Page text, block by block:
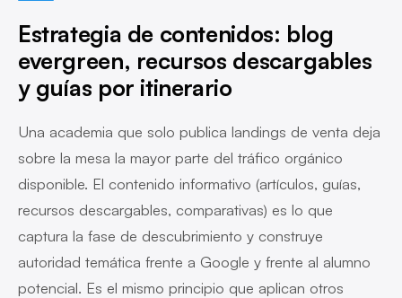
Estrategia de contenidos: blog
evergreen, recursos descargables
y guías por itinerario
Una academia que solo publica landings de venta deja
sobre la mesa la mayor parte del tráfico orgánico
disponible. El contenido informativo (artículos, guías,
recursos descargables, comparativas) es lo que
captura la fase de descubrimiento y construye
autoridad temática frente a Google y frente al alumno
potencial. Es el mismo principio que aplican otros